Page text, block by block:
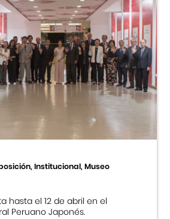
Institucional, Museo
hasta el 12 de abril en el
Peruano Japonés.